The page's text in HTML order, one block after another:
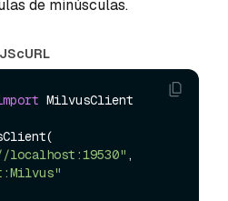
de minúsculas.
cURL
MilvusClient
,